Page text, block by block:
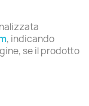
, indicando
se il prodotto